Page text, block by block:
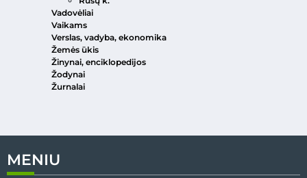
Vadovėliai
Vaikams
Verslas, vadyba, ekonomika
Žemės ūkis
Žinynai, enciklopedijos
Žodynai
Žurnalai
MENIU